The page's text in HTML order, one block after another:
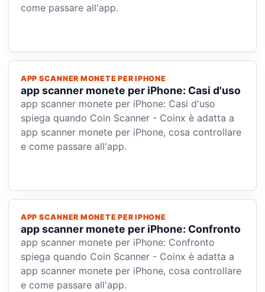
come passare all'app.
APP SCANNER MONETE PER IPHONE
app scanner monete per iPhone: Casi d'uso
app scanner monete per iPhone: Casi d'uso
spiega quando Coin Scanner - Coinx è adatta a
app scanner monete per iPhone, cosa controllare
e come passare all'app.
APP SCANNER MONETE PER IPHONE
app scanner monete per iPhone: Confronto
app scanner monete per iPhone: Confronto
spiega quando Coin Scanner - Coinx è adatta a
app scanner monete per iPhone, cosa controllare
e come passare all'app.